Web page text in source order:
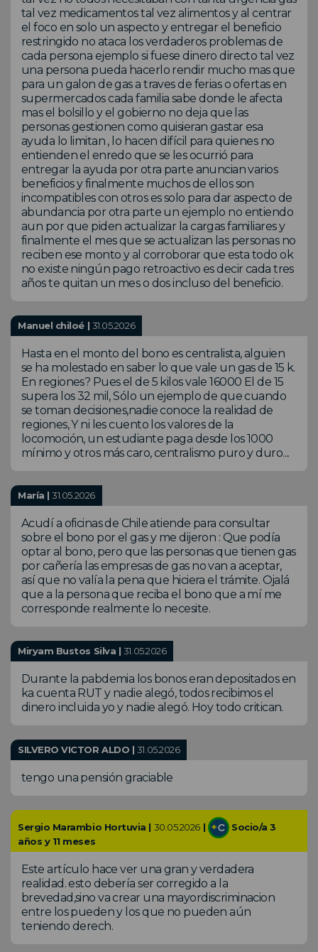
tal vez medicamentos tal vez alimentos y al centrar
el foco en solo un aspecto y entregar el beneficio
restringido no ataca los verdaderos problemas de
cada persona ejemplo si fuese dinero directo tal vez
una persona pueda hacerlo rendir mucho mas que
para un galon de gas a traves de ferias o ofertas en
supermercados cada familia sabe donde le afecta
mas el bolsillo y el gobierno no deja que las
personas gestionen como quisieran gastar esa
ayuda lo limitan , lo hacen difícil para quienes no
entienden el enredo que se les ocurrió para
entregar la ayuda por otra parte anuncian varios
beneficios y finalmente muchos de ellos son
incompatibles con otros es solo para dar aspecto de
abundancia por otra parte un ejemplo no entiendo
aun por que piden actualizar la cargas familiares y
finalmente el mes que se actualizan las personas no
reciben ese monto y al corroborar que esta todo ok
no existe ningún pago retroactivo es decir cada tres
años te quitan un mes o dos incluso del beneficio.
Manuel chiloé | 31.05.2026
Hasta en el monto del bono es centralista, alguien
se ha molestado en saber lo que vale un gas de 15 k.
En regiones? Pues el de 5 kilos vale 16000 El de 15
supera los 32 mil, Sólo un ejemplo de que cuando
se toman decisiones,nadie conoce la realidad de
regiones, Y ni les cuento los valores de la
locomoción, un estudiante paga desde los 1000
mínimo y otros más caro, centralismo puro y duro....
María |31.05.2026
Acudí a oficinas de Chile atiende para consultar
sobre el bono por el gas y me dijeron : Que podía
optar al bono, pero que las personas que tienen gas
por cañería las empresas de gas no van a aceptar,
así que no valía la pena que hiciera el trámite. Ojalá
que a la persona que reciba el bono que a mí me
corresponde realmente lo necesite.
Miryam Bustos Silva | 31.05.2026
Durante la pabdemia los bonos eran depositados en
ka cuenta RUT y nadie alegó, todos recibimos el
dinero incluida yo y nadie alegó. Hoy todo critican.
SILVERO VICTOR ALDO | 31.05.2026
tengo una pensión graciable
Sergio Marambio Hortuvia | 30.05.2026 |
Socio/a 3
años y 11 meses
Este artículo hace ver una gran y verdadera
realidad. esto debería ser corregido a la
brevedad,sino va crear una mayordiscriminacion
entre los pueden y los que no pueden aún
teniendo derech.